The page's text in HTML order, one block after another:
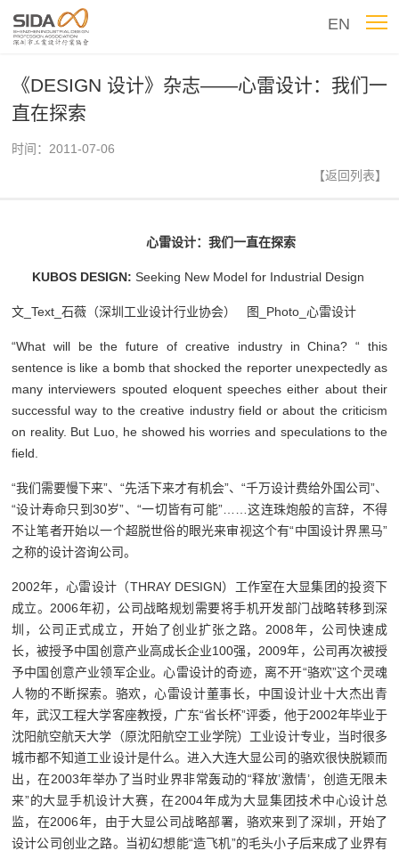
EN
《DESIGN 设计》杂志——心雷设计：我们一
直在探索
时间：2011-07-06
【返回列表】
心雷设计：我们一直在探索
KUBOS DESIGN: Seeking New Model for Industrial Design
文_Text_石薇（深圳工业设计行业协会） 图_Photo_心雷设计
“What will be the future of creative industry in China? “ this
sentence is like a bomb that shocked the reporter unexpectedly as
many interviewers spouted eloquent speeches either about their
successful way to the creative industry field or about the criticism
on reality. But Luo, he showed his worries and speculations to the
field.
“我们需要慢下来”、“先活下来才有机会”、“千万设计费给外国公司”、
“设计寿命只到30岁”、“一切皆有可能”……这连珠炮般的言辞，不得
不让笔者开始以一个超脱世俗的眼光来审视这个有“中国设计界黑马”
之称的设计咨询公司。
2002年，心雷设计（THRAY DESIGN）工作室在大显集团的投资下
成立。2006年初，公司战略规划需要将手机开发部门战略转移到深
圳，公司正式成立，开始了创业扩张之路。2008年，公司快速成
长，被授予中国创意产业高成长企业100强，2009年，公司再次被授
予中国创意产业领军企业。心雷设计的奇迹，离不开“骆欢”这个灵魂
人物的不断探索。骆欢，心雷设计董事长，中国设计业十大杰出青
年，武汉工程大学客座教授，广东“省长杯”评委，他于2002年毕业于
沈阳航空航天大学（原沈阳航空工业学院）工业设计专业，当时很多
城市都不知道工业设计是什么。进入大连大显公司的骆欢很快脱颖而
出，在2003年举办了当时业界非常轰动的“释放’激情’，创造无限未
来”的大显手机设计大赛，在2004年成为大显集团技术中心设计总
监，在2006年，由于大显公司战略部署，骆欢来到了深圳，开始了
设计公司创业之路。当初幻想能“造飞机”的毛头小子后来成了业界有